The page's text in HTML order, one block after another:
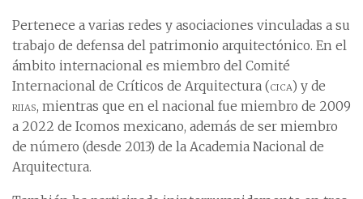
Pertenece a varias redes y asociaciones vinculadas a su
trabajo de defensa del patrimonio arquitectónico. En el
ámbito internacional es miembro del Comité
Internacional de Críticos de Arquitectura (cica) y de
riias, mientras que en el nacional fue miembro de 2009
a 2022 de Icomos mexicano, además de ser miembro
de número (desde 2013) de la Academia Nacional de
Arquitectura.